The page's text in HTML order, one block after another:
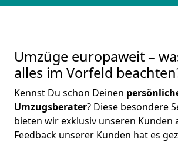
Umzüge europaweit –
alles im Vorfeld
Kennst Du schon Deinen
Umzugsberater? Diese besondere
bieten wir exklusiv unseren Kunden
Feedback unserer Kunden hat es